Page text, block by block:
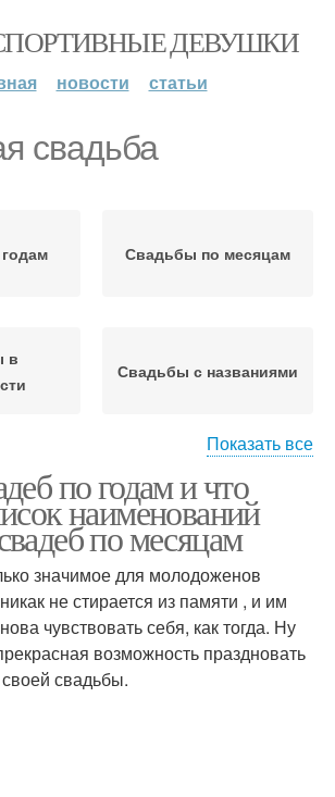
СПОРТИВНЫЕ ДЕВУШКИ
новости статьи
свадьба
Свадьбы по месяцам
в
Свадьбы с названиями
Цинковая свадьба
Бумажная свадьба
Показать все
по годам и что
наименований
по месяцам
значимое для молодоженов
не стирается из памяти , и им
чувствовать себя, как тогда. Ну
возможность праздновать
свадьбы.